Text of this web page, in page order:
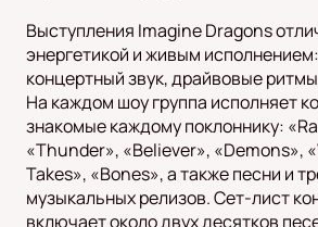
Выступления Imagine Dragons
энергетикой и живым
концертный звук, драйвовые
На каждом шоу группа исполняет
знакомые каждому поклоннику:
«Thunder», «Believer», «Demons»,
Takes», «Bones», а также песни и
музыкальных релизов. Сет-лист
включает около двух десятков